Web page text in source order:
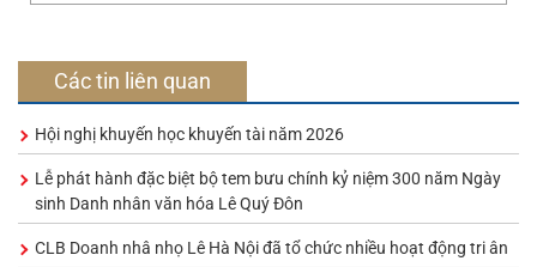
Các tin liên quan
Hội nghị khuyến học khuyến tài năm 2026
Lễ phát hành đặc biệt bộ tem bưu chính kỷ niệm 300 năm Ngày
sinh Danh nhân văn hóa Lê Quý Đôn
CLB Doanh nhâ nhọ Lê Hà Nội đã tổ chức nhiều hoạt động tri ân